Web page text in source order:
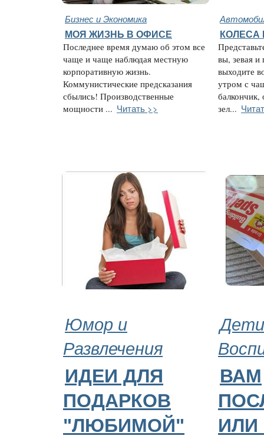
Бизнес и Экономика
МОЯ ЖИЗНЬ В ОФИСЕ
Последнее время думаю об этом все
чаще и чаще наблюдая местную
корпоративную жизнь.
Коммунистические предсказания
сбылись! Производственные
мощности ... Читать >>
КОЛЕСА
вы, зевая и
выходите
утром с
зел...
Юмор и
Развлечения
ИДЕИ ДЛЯ
ПОДАРКОВ
"ЛЮБИМОЙ"
ВАМ